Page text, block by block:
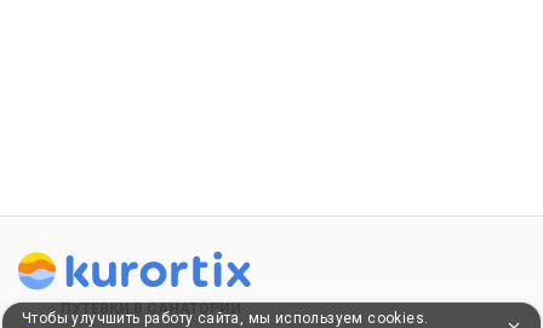
ПУТЕВКИ В САНАТОРИИ
Чтобы улучшить работу сайта, мы используем cookies.